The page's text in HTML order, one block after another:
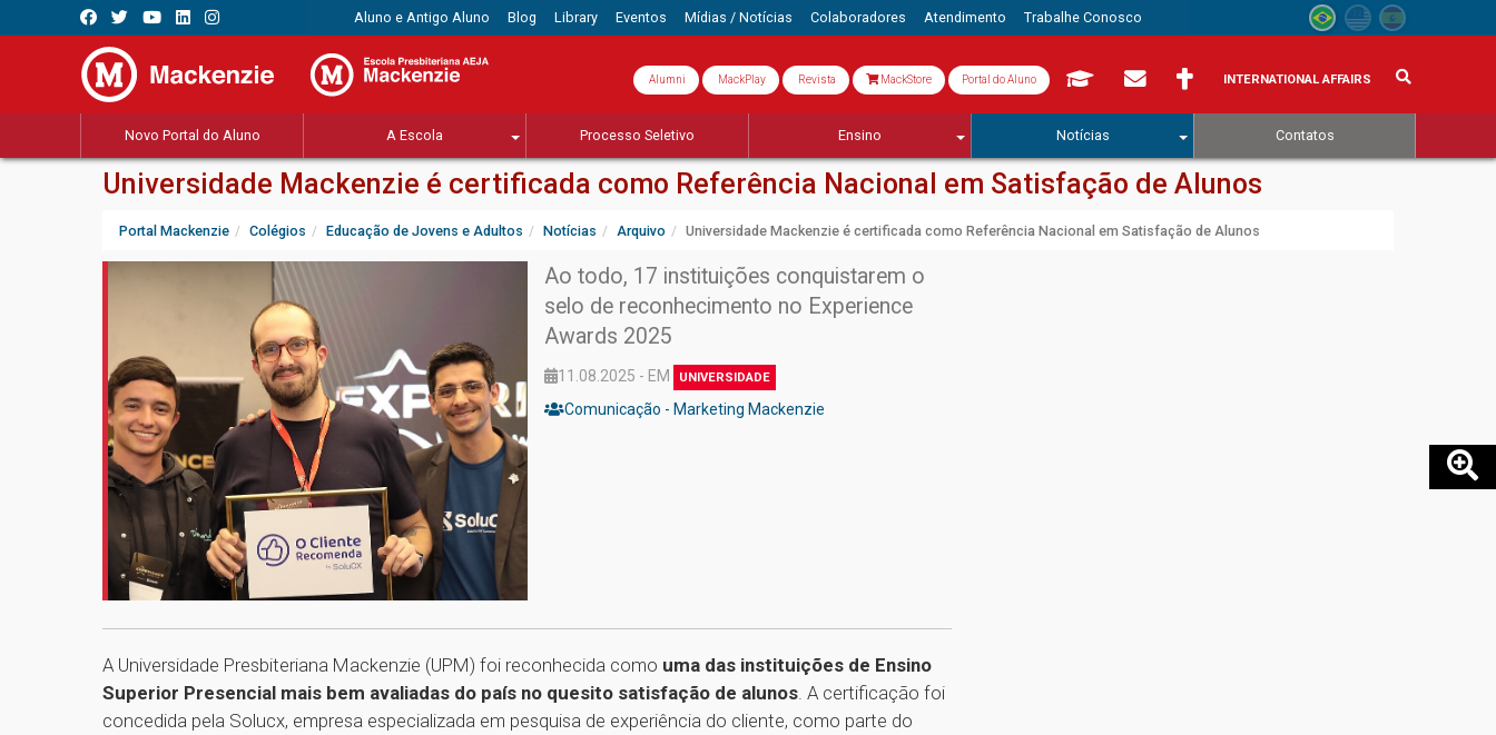
Aluno e Antigo Aluno Blog Library Eventos Mídias / Notícias Colaboradores Atendimento Trabalhe Conosco
Alumni MackPlay Revista MackStore Portal do Aluno INTERNATIONAL AFFAIRS
Novo Portal do Aluno A Escola Processo Seletivo Ensino Notícias Contatos
Universidade Mackenzie é certificada como Referência Nacional em Satisfação de Alunos
Portal Mackenzie Colégios Educação de Jovens e Adultos Notícias Arquivo Universidade Mackenzie é certificada como Referência Nacional em Satisfação de Alunos
Ao todo, 17 instituições conquistarem o
selo de reconhecimento no Experience
Awards 2025
11.08.2025 - EM UNIVERSIDADE
Comunicação - Marketing Mackenzie
A Universidade Presbiteriana Mackenzie (UPM) foi reconhecida como uma das instituições de Ensino
Superior Presencial mais bem avaliadas do país no quesito satisfação de alunos . A certificação foi
concedida pela Solucx, empresa especializada em pesquisa de experiência do cliente, como parte do